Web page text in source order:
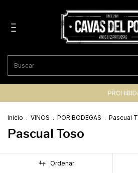
PROHIBIDA LA
Inicio . VINOS . POR BODEGAS . Pascual
Pascual Toso
Ordenar